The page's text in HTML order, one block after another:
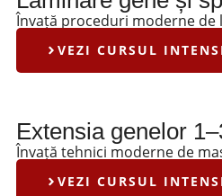
Învață proceduri moderne de
VEZI CURSUL
Extensia genelor
Învață tehnici moderne de
VEZI CURSUL